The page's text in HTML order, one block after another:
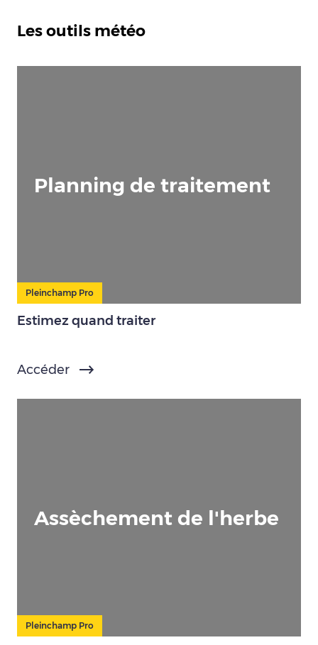
Les outils météo
Planning de traitement
Pleinchamp Pro
Estimez quand traiter
Accéder
Assèchement de l'herbe
Pleinchamp Pro